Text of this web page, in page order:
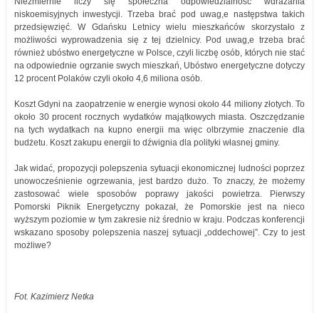
niskoemisyjnych inwestycji. Trzeba brać pod uwag,e następstwa takich
przedsięwzięć. W Gdańsku Letnicy wielu mieszkańców skorzystało z
możliwości wyprowadzenia się z tej dzielnicy. Pod uwag,e trzeba brać
również ubóstwo energetyczne w Polsce, czyli liczbę osób, których nie stać
na odpowiednie ogrzanie swych mieszkań, Ubóstwo energetyczne dotyczy
12 procent Polaków czyli około 4,6 miliona osób.
Koszt Gdyni na zaopatrzenie w energie wynosi około 44 miliony złotych. To
około 30 procent rocznych wydatków majątkowych miasta. Oszczędzanie
na tych wydatkach na kupno energii ma więc olbrzymie znaczenie dla
budżetu. Koszt zakupu energii to dźwignia dla polityki własnej gminy.
Jak widać, propozycji polepszenia sytuacji ekonomicznej ludności poprzez
unowocześnienie ogrzewania, jest bardzo dużo. To znaczy, że możemy
zastosować wiele sposobów poprawy jakości powietrza. Pierwszy
Pomorski Piknik Energetyczny pokazał, że Pomorskie jest na nieco
wyższym poziomie w tym zakresie niż średnio w kraju. Podczas konferencji
wskazano sposoby polepszenia naszej sytuacji „oddechowej”. Czy to jest
możliwe?
Fot. Kazimierz Netka